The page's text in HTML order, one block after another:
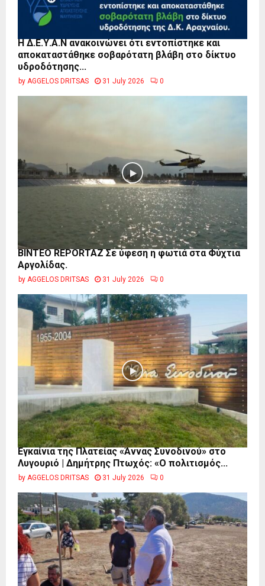
Η Δ.Ε.Υ.Α.Ν ανακοινώνει ότι εντοπίστηκε και
αποκαταστάθηκε σοβαρότατη βλάβη στο δίκτυο
υδροδότησης...
by AGGELOS DRITSAS 31 July 2026 0
BINTEO REPORTAZ Σε ύφεση η φωτιά στα Φύχτια
Αργολίδας.
by AGGELOS DRITSAS 31 July 2026 0
Εγκαίνια της Πλατείας «Άννας Συνοδινού» στο
Λυγουριό | Δημήτρης Πτωχός: «Ο πολιτισμός...
by AGGELOS DRITSAS 31 July 2026 0